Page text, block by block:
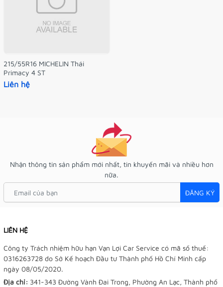
215/55R16 MICHELIN Thái
Primacy 4 ST
Liên hệ
Nhận thông tin sản phẩm mới nhất, tin khuyến mãi và nhiều hơn
nữa.
ĐĂNG KÝ
LIÊN HỆ
Công ty Trách nhiệm hữu hạn Vạn Lợi Car Service có mã số thuế:
0316263728 do Sở Kế hoạch Đầu tư Thành phố Hồ Chí Minh cấp
ngày 08/05/2020.
Địa chỉ: 341-343 Đường Vành Đai Trong, Phường An Lạc, Thành phố